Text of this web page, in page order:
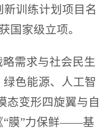
训练计划项目名
国家级立项。
需求与社会民生
色能源、人工智
态变形四旋翼与自
“膜”力保鲜——基